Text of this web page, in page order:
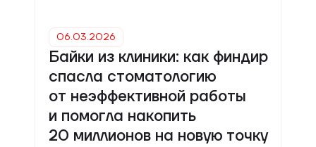
06.03.2026
Байки из клиники: как финдир
спасла стоматологию
от неэффективной работы
и помогла накопить
20 миллионов на новую точку